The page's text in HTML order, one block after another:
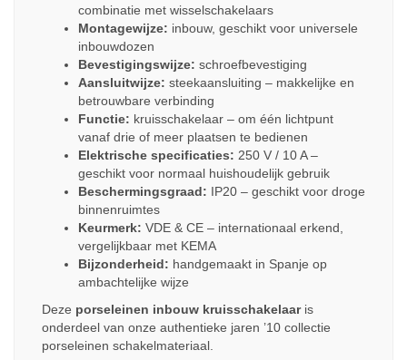
combinatie met wisselschakelaars
Montagewijze: inbouw, geschikt voor universele
inbouwdozen
Bevestigingswijze: schroefbevestiging
Aansluitwijze: steekaansluiting – makkelijke en
betrouwbare verbinding
Functie: kruisschakelaar – om één lichtpunt
vanaf drie of meer plaatsen te bedienen
Elektrische specificaties: 250 V / 10 A –
geschikt voor normaal huishoudelijk gebruik
Beschermingsgraad: IP20 – geschikt voor droge
binnenruimtes
Keurmerk: VDE & CE – internationaal erkend,
vergelijkbaar met KEMA
Bijzonderheid: handgemaakt in Spanje op
ambachtelijke wijze
Deze porseleinen inbouw kruisschakelaaris
onderdeel van onze authentieke jaren ’10 collectie
porseleinen schakelmateriaal.